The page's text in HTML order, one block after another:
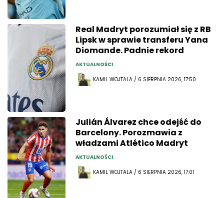
Real Madryt porozumiał się z RB
Lipsk w sprawie transferu Yana
Diomande. Padnie rekord
AKTUALNOŚCI
KAMIL WOJTALA / 6 SIERPNIA 2026, 17:50
Julián Álvarez chce odejść do
Barcelony. Porozmawia z
władzami Atlético Madryt
AKTUALNOŚCI
KAMIL WOJTALA / 6 SIERPNIA 2026, 17:01